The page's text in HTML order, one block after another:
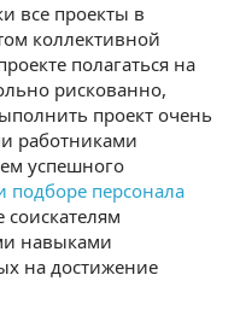
все проекты в
коллективной
полагаться на
рискованно,
проект очень
работниками
успешного
подборе персонала
навыками
на достижение